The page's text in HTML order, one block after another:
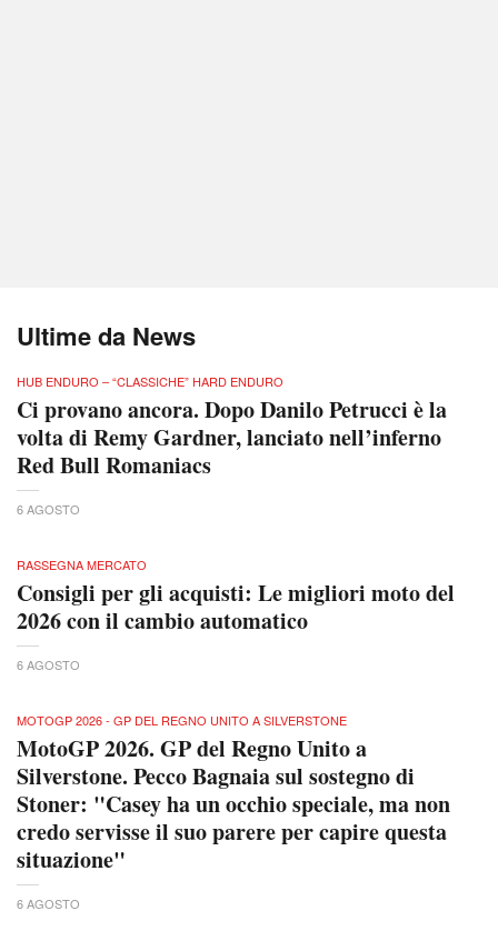
Ultime da News
HUB ENDURO – “CLASSICHE” HARD ENDURO
Ci provano ancora. Dopo Danilo Petrucci è la
volta di Remy Gardner, lanciato nell’inferno
Red Bull Romaniacs
6 AGOSTO
RASSEGNA MERCATO
Consigli per gli acquisti: Le migliori moto del
2026 con il cambio automatico
6 AGOSTO
MOTOGP 2026 - GP DEL REGNO UNITO A SILVERSTONE
MotoGP 2026. GP del Regno Unito a
Silverstone. Pecco Bagnaia sul sostegno di
Stoner: "Casey ha un occhio speciale, ma non
credo servisse il suo parere per capire questa
situazione"
6 AGOSTO